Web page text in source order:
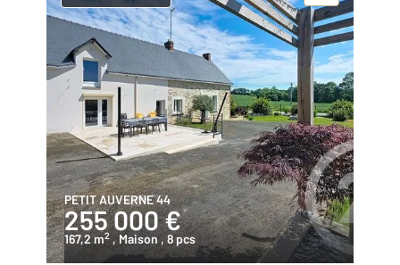
PETIT AUVERNE 44
255 000 €
167,2 m2 , Maison , 8 pcs